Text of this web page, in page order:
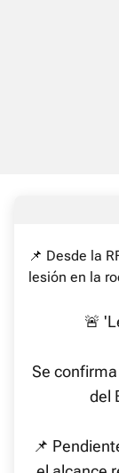
📌 Desde la
lesión en la
🚨
Se
del
📌